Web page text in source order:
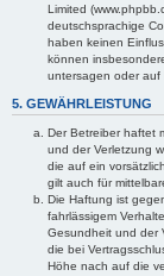
Limited
deutschsprachige
haben keinen
können
untersagen oder auf
5. GEWÄHRLEISTUNG
Der Betreiber haftet
und der Verletzung
die auf ein
gilt auch für
Die Haftung ist
fahrlässigem
Gesundheit und der
die bei
Höhe nach auf die